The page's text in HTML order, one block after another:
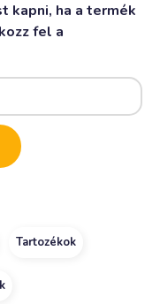
kapni, ha a termék
fel a
Tartozékok